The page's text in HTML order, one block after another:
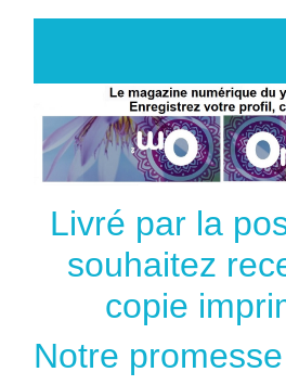
Livré par la
souhaitez
copie
Notre promesse